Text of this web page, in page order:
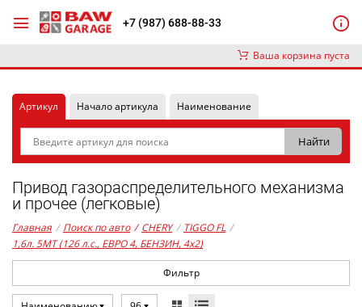
+7 (987) 688-88-33
Ваша корзина пуста
Артикул Начало артикула Наименование
Привод газораспределительного механизма
и прочее (легковые)
Главная / Поиск по авто / CHERY / TIGGO FL /
1,6л. 5MT (126 л.с., ЕВРО 4, БЕНЗИН, 4x2)
Фильтр